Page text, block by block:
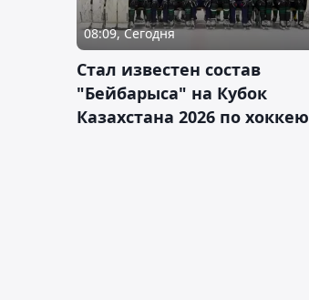
08:09, Сегодня
Стал известен состав
"Бейбарыса" на Кубок
Казахстана 2026 по хоккею